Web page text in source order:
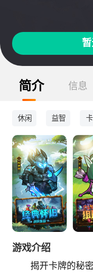
简介 信息
休闲 益智
游戏介绍
揭开卡牌的秘